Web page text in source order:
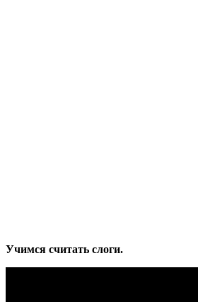
Учимся считать слоги.